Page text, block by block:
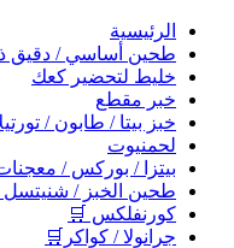
اﻟﺮﺋﻴﺴﻴﺔ
طحين أساسي / دقيق
خليط لتحضير كعك
خبر مقطع
خبز بيتا / طابون /
لحمنيوت
بيتزا / بوركس /
طحين الخبز / شنيتسل
كورنفلكس 🛒
جرانولا / كواكر🛒